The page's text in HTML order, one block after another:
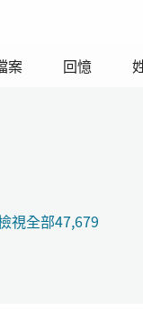
案 回憶
視全部47,679